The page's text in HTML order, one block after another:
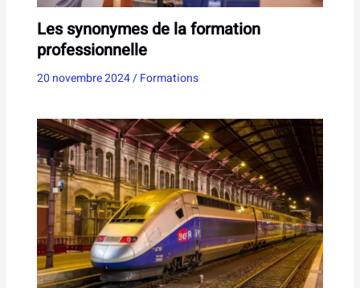
Les synonymes de la formation
professionnelle
20 novembre 2024/Formations